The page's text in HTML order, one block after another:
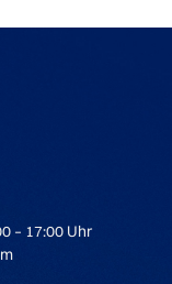
– 17:00 Uhr